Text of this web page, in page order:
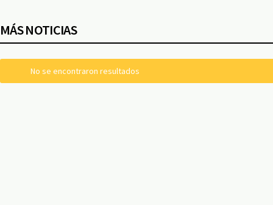
MÁS NOTICIAS
No se encontraron resultados